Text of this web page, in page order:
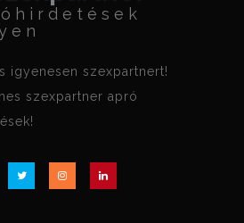
igyenesen szexpartnert!
szexpartner apró